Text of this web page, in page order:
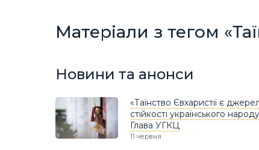
Матеріали з тегом
Новини та анонси
«Таїнство Євхаристії є
стійкості українського
Глава УГКЦ
11 червня